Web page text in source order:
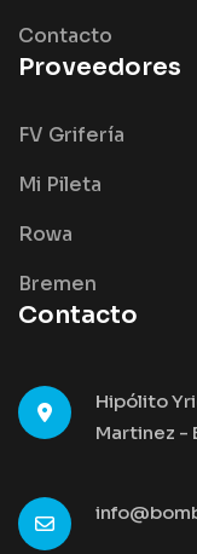
Contacto
Proveedores
FV Grifería
Mi Pileta
Rowa
Bremen
Contacto
Hipólito
Martinez -